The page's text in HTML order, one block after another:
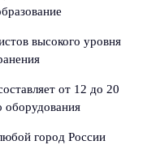
высокого уровня
от 12 до 20
оборудования
город России